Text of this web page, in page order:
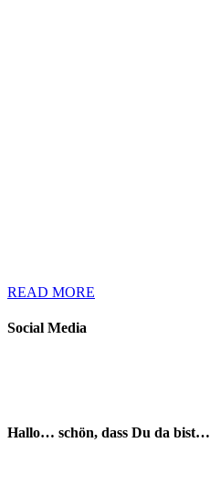
READ MORE
Social Media
Hallo… schön, dass Du da bist…